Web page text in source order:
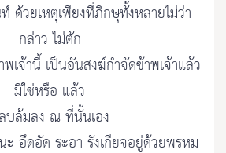
ด้วยเหตุเพียงที่ภิกษุทั้งหลายไม่ว่า
กล่าว ไม่ตัก
เจ้านี้ เป็นอันสงฆ์กำจัดข้าพเจ้าแล้ว
มิใช่หรือ แล้ว
บล้มลง ณ ที่นั้นเอง
อึดอัด ระอา รังเกียจอยู่ด้วยพรหม